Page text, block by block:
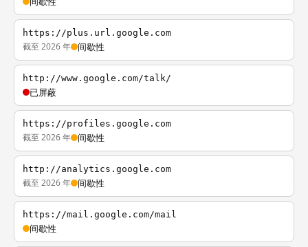
https://plus.url.google.com
截至 2026 年 间歇性
http://www.google.com/talk/
已屏蔽
https://profiles.google.com
截至 2026 年 间歇性
http://analytics.google.com
截至 2026 年 间歇性
https://mail.google.com/mail
间歇性